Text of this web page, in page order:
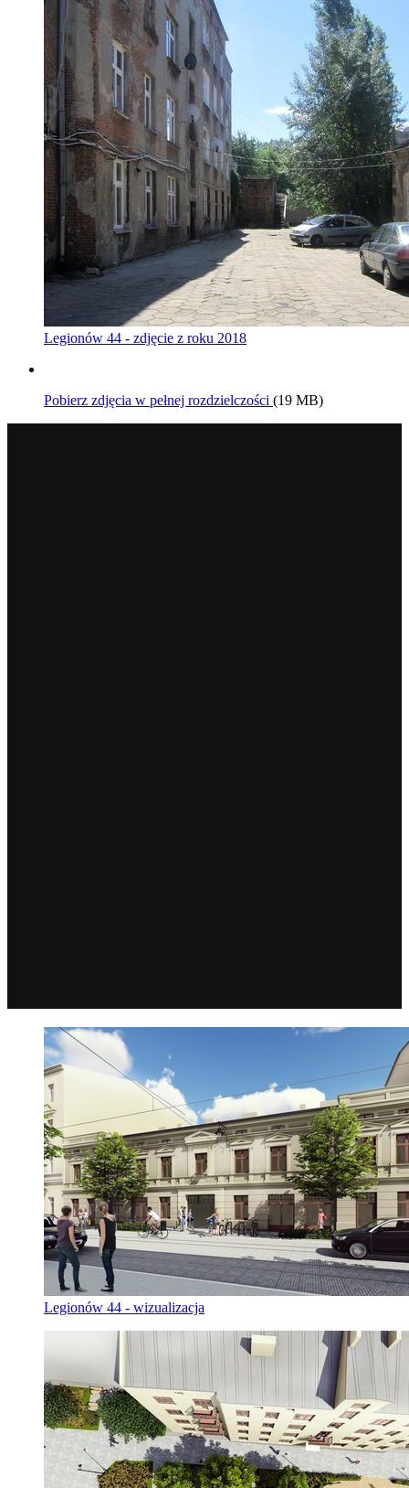
Legionów 44 - zdjęcie z roku 2018
Pobierz zdjęcia w pełnej rozdzielczości (19 MB)
Legionów 44 - wizualizacja